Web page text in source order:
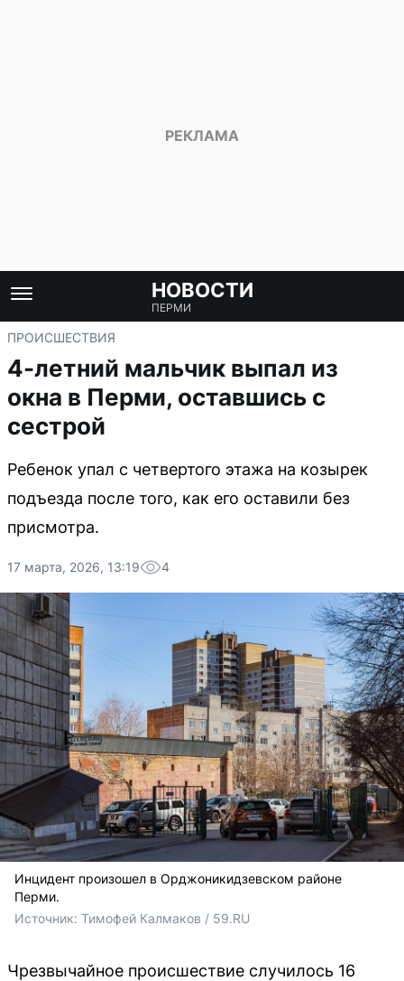
НОВОСТИ
ПЕРМИ
ПРОИСШЕСТВИЯ
4-летний мальчик выпал из
окна в Перми, оставшись с
сестрой
Ребенок упал с четвертого этажа на козырек
подъезда после того, как его оставили без
присмотра.
17 марта, 2026, 13:19 4
Инцидент произошел в Орджоникидзевском районе
Перми.
Источник: Тимофей Калмаков / 59.RU
Чрезвычайное происшествие случилось 16